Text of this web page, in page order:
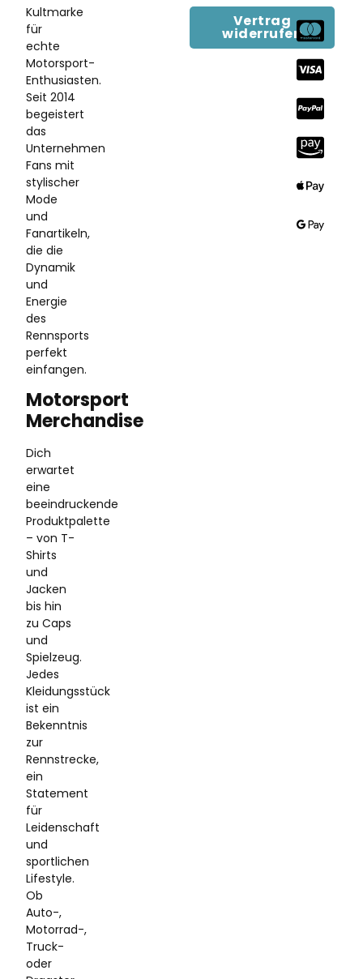
Kultmarke
für
echte
Motorsport-
Enthusiasten.
Seit 2014
begeistert
das
Unternehmen
Fans mit
stylischer
Mode
und
Fanartikeln,
die die
Dynamik
und
Energie
des
Rennsports
perfekt
einfangen.
Motorsport
Merchandise
Dich
erwartet
eine
beeindruckende
Produktpalette
– von T-
Shirts
und
Jacken
bis hin
zu Caps
und
Spielzeug.
Jedes
Kleidungsstück
ist ein
Bekenntnis
zur
Rennstrecke,
ein
Statement
für
Leidenschaft
und
sportlichen
Lifestyle.
Ob
Auto-,
Motorrad-,
Truck-
oder
Vertrag
widerrufen